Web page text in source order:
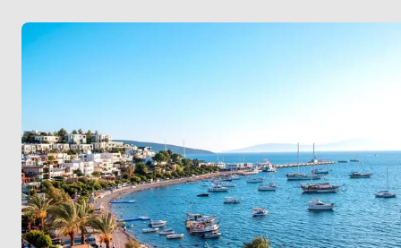
açık; Temmuz ve Ağustos yoğun, Haziran ile Eylül en
dengeli aylar.